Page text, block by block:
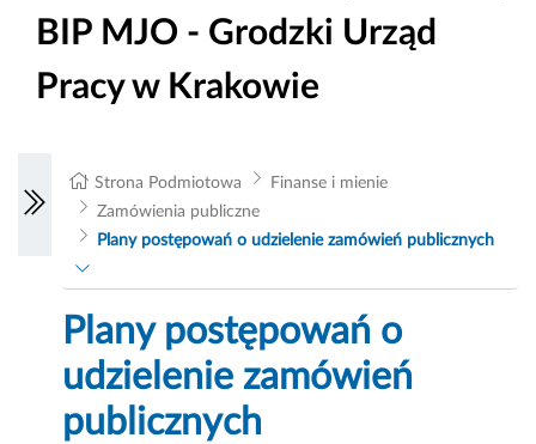
BIP MJO - Grodzki Urząd
Pracy w Krakowie
Strona Podmiotowa
Finanse i mienie
Zamówienia publiczne
Plany postępowań o udzielenie zamówień publicznych
Plany postępowań o
udzielenie zamówień
publicznych